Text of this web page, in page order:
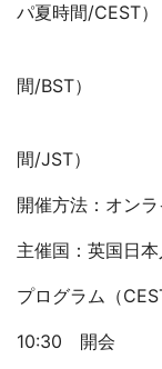
パ夏時間/CEST）
9時半
間/BST）
17時
間/JST）
開催方法：オン
主催国：英国日
プログラム（
10:30 開会